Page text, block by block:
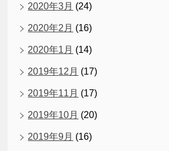
2020年3月 (24)
2020年2月 (16)
2020年1月 (14)
2019年12月 (17)
2019年11月 (17)
2019年10月 (20)
2019年9月 (16)